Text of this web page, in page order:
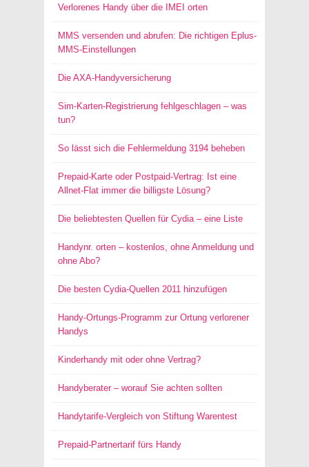
Verlorenes Handy über die IMEI orten
MMS versenden und abrufen: Die richtigen Eplus-
MMS-Einstellungen
Die AXA-Handyversicherung
Sim-Karten-Registrierung fehlgeschlagen – was
tun?
So lässt sich die Fehlermeldung 3194 beheben
Prepaid-Karte oder Postpaid-Vertrag: Ist eine
Allnet-Flat immer die billigste Lösung?
Die beliebtesten Quellen für Cydia – eine Liste
Handynr. orten – kostenlos, ohne Anmeldung und
ohne Abo?
Die besten Cydia-Quellen 2011 hinzufügen
Handy-Ortungs-Programm zur Ortung verlorener
Handys
Kinderhandy mit oder ohne Vertrag?
Handyberater – worauf Sie achten sollten
Handytarife-Vergleich von Stiftung Warentest
Prepaid-Partnertarif fürs Handy